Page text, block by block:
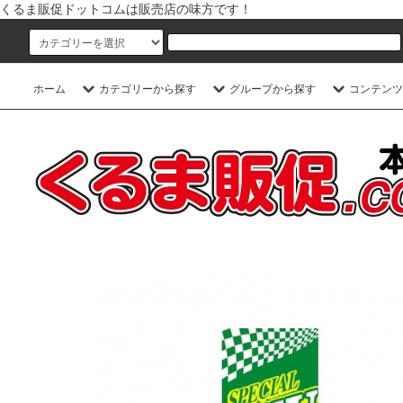
くるま販促ドットコムは販売店の味方です！
ホーム カテゴリーから探す グループから探す コンテン